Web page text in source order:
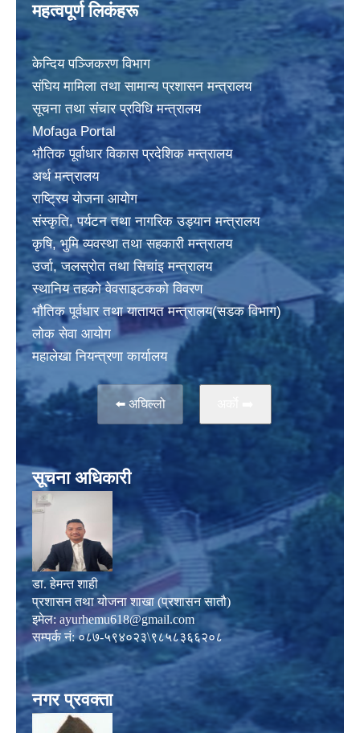
महत्वपूर्ण लिकंहरू
केन्दिय पञ्जिकरण विभाग
संघिय मामिला तथा सामान्य प्रशासन मन्त्रालय
सूचना तथा संचार प्रविधि मन्त्रालय
Mofaga Portal
भाैतिक पूर्वाधार विकास प्रदेशिक मन्त्रालय
अर्थ मन्त्रालय
राष्ट्रिय योजना आयोग
संस्कृति, पर्यटन तथा नागरिक उड्यान मन्त्रालय
कृषि, भुमि व्यवस्था तथा सहकारी मन्त्रालय
उर्जा, जलस्राेत तथा सिचांइ मन्त्रालय
स्थानिय तहकाे वेवसाइटककाे विवरण
भाैतिक पूर्वधार तथा यातायत मन्त्रालय(सडक विभाग)
लाेक सेवा आयोग
महालेखा नियन्त्रणा कार्यालय
⬅️ अघिल्लो
सूचना अधिकारी
डा. हेमन्त शाही
प्रशासन तथा योजना शाखा (प्रशासन सातौ)
इमेल: ayurhemu618@gmail.com
सम्पर्क नं: ०८७-५९४०२३\९८५८३६६२०८
नगर प्रवक्ता